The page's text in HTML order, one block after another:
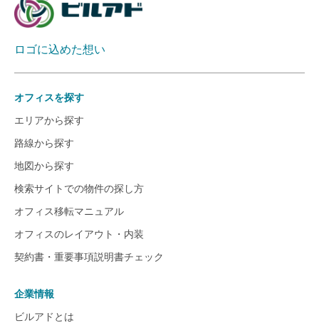
ロゴに込めた想い
オフィスを探す
エリアから探す
路線から探す
地図から探す
検索サイトでの物件の探し方
オフィス移転マニュアル
オフィスのレイアウト・内装
契約書・重要事項説明書チェック
企業情報
ビルアドとは